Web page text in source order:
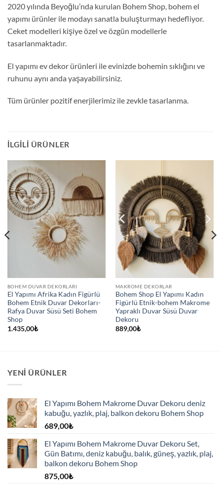
2020 yılında Beyoğlu’nda kurulan Bohem Shop, bohem el
yapımı ürünler ile modayı sanatla buluşturmayı hedefliyor.
Ceket modelleri kişiye özel ve özgün modellerle
tasarlanmaktadır.
El yapımı ev dekor ürünleri ile evinizde bohemin sıklığını ve
ruhunu aynı anda yaşayabilirsiniz.
Tüm ürünler pozitif enerjilerimiz ile zevkle tasarlanma.
İLGILI ÜRÜNLER
BOHEM DUVAR DEKORLARI
El Yapımı Afrika Kadın Figürlü
Bohem Etnik Duvar Dekorları-
Rafya Duvar Süsü Seti Bohem
Shop
1.435,00₺
MAKROME DEKORLAR
Bohem Shop El Yapımı Kadın
Figürlü Etnik-bohem Makrome
Yapraklı Duvar Süsü Duvar
Dekoru
889,00₺
YENI ÜRÜNLER
El Yapımı Bohem Makrome Duvar Dekoru deniz
kabuğu, yazlık, plaj, balkon dekoru Bohem Shop
689,00₺
El Yapımı Bohem Makrome Duvar Dekoru Set,
Gün Batımı, deniz kabuğu, balık, güneş, yazlık, plaj,
balkon dekoru Bohem Shop
875,00₺